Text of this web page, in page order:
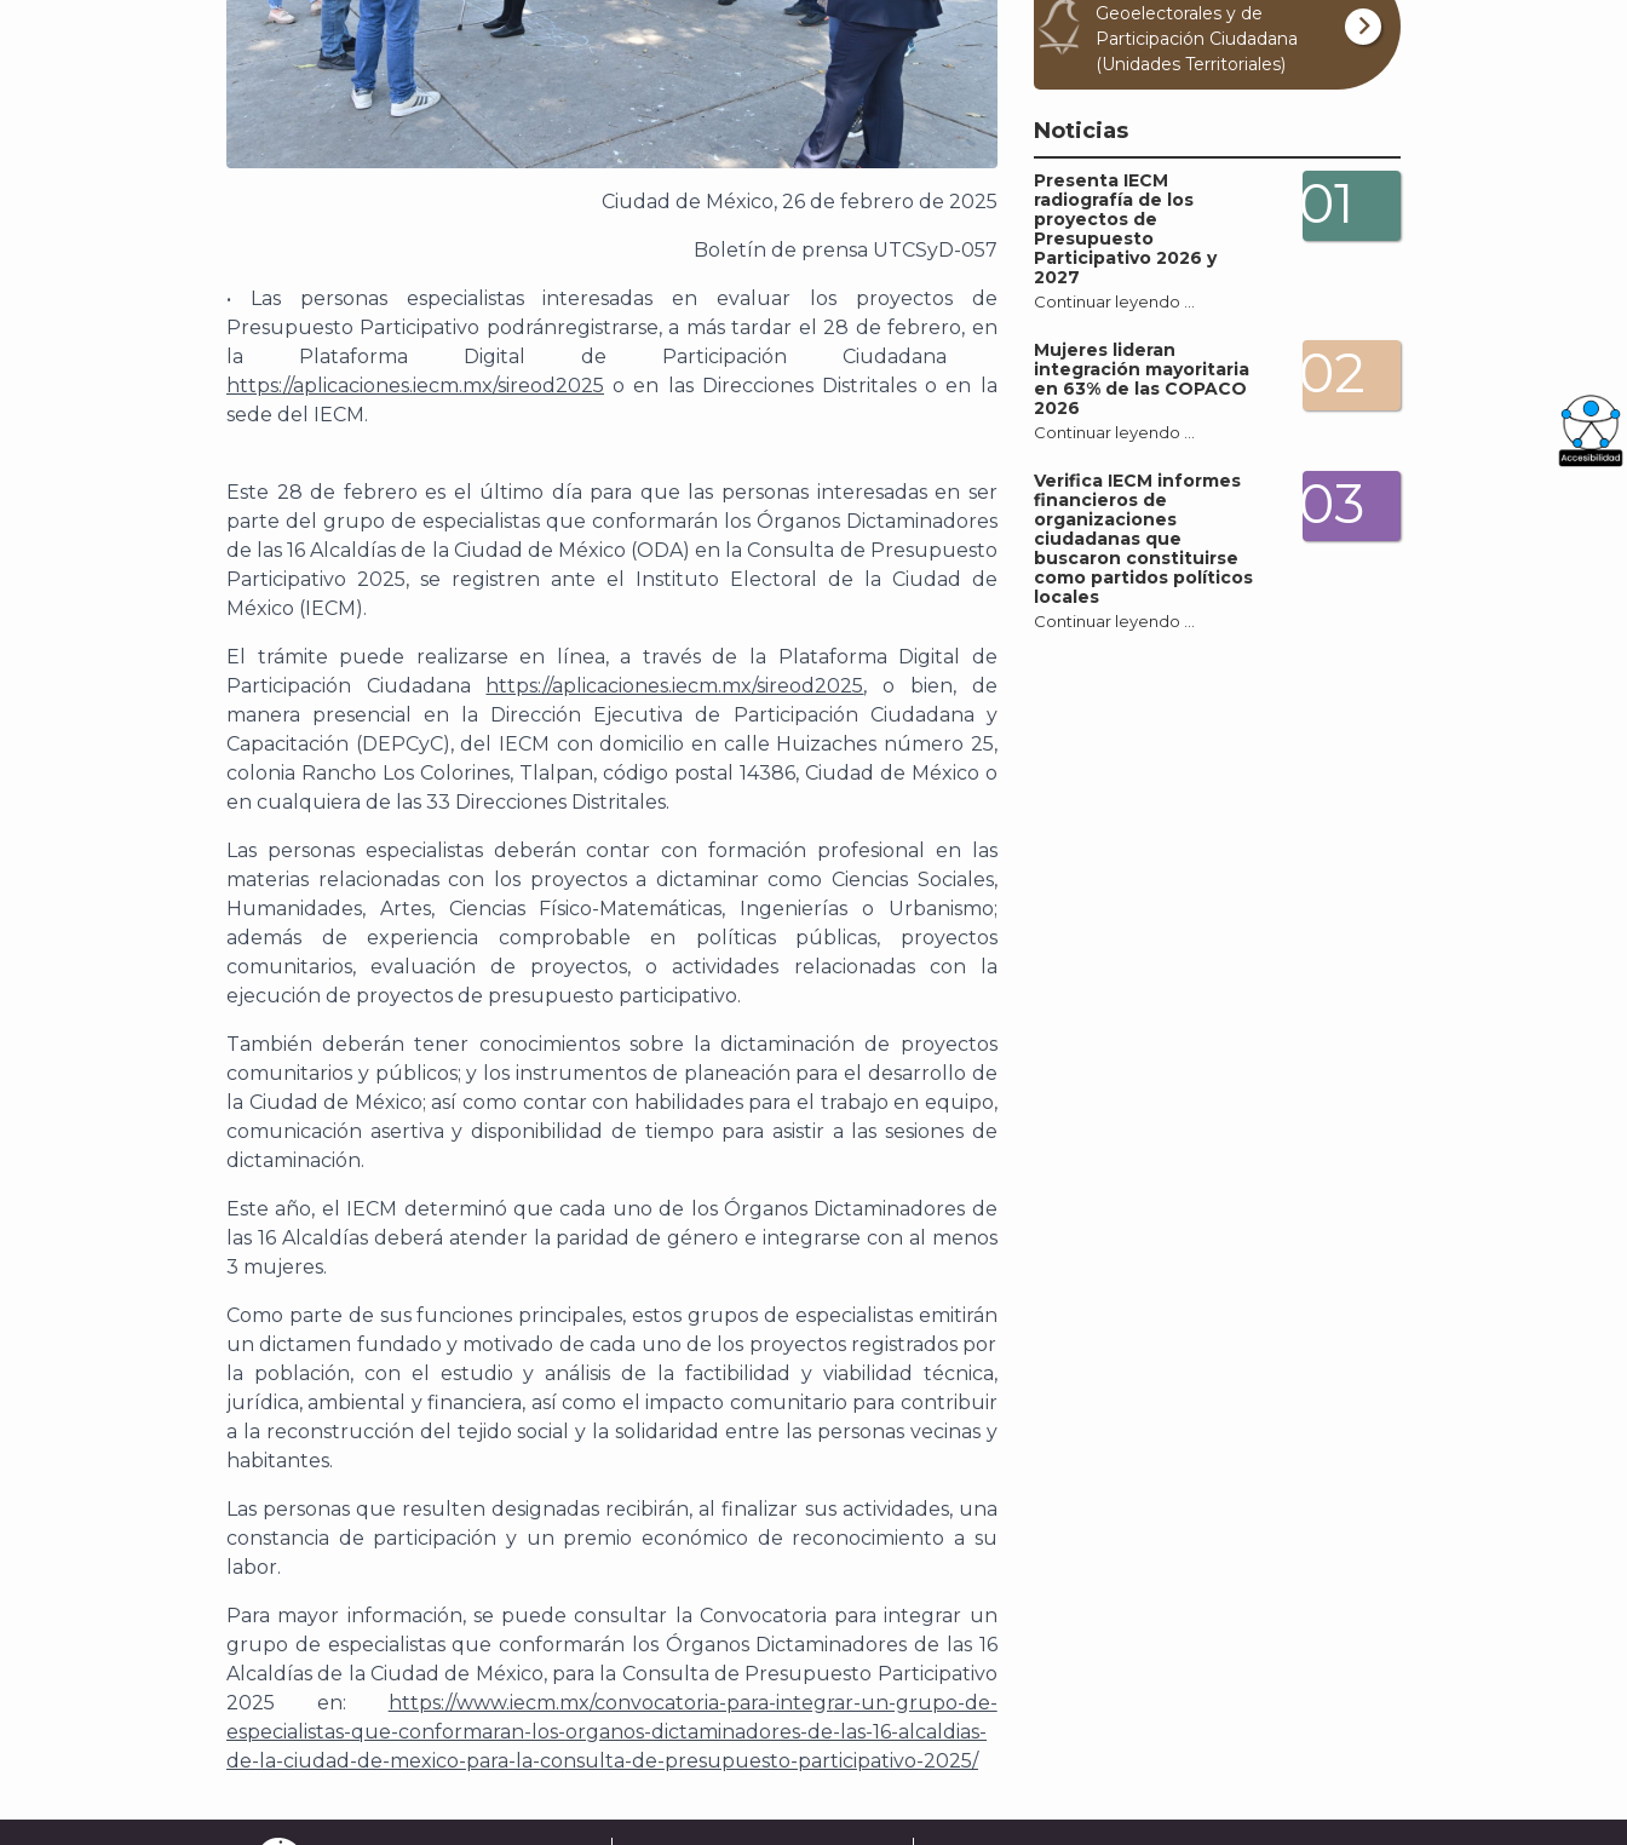
Ciudad de México, 26 de febrero de 2025
Boletín de prensa UTCSyD-057
• Las personas especialistas interesadasen evaluar los proyectos de
Presupuesto Participativo pod ránregistrarse, a más tardar el 28 de febrero, en
la Plataforma Digital de Participación Ciudadana
https://aplicaciones.iecm.mx/sireod2025 o en las Direcciones Distritales o en la
sede del IECM .
Este 28 de febrero es el último día para que las personas interesadas en ser
parte del grupo de especialistas que conformarán los Órganos Dictaminadores
de las 16 Alcaldías de la Ciudad de México (ODA) en la Consulta de Presupuesto
Participativo 2025, se registren ante el
Instituto Electoral de la Ciudad de
México (IECM).
El trámite puede realizarseen línea,a través de la Plataforma Digital de
Participación Ciudadana
https://aplicaciones.iecm.mx/sireod2025, o bien, de
manera presencial en la Dirección Ejecutiva de Participación Ciudadana y
Capacitación (DEPCyC), del IECM con domicilio en calle Huizaches número 25,
colonia Rancho Los Colorines, Tlalpan, código postal 14386, Ciudad de México o
en cualquiera de las 33 Direcciones Distritales.
Las personas especialistas deberán contar conformación profesional
en las
materias relacionadas con los proyectos a dictaminar como Ciencias Sociales,
Humanidades, Artes, Ciencias Físico-Matemáticas, Ingenierías o Urbanismo;
además de experiencia comprobableen políticas públicas, proyectos
comunitarios, evaluación de proyectos, o actividades relacionadas con la
ejecución de proyectos de presupuesto participativo.
También deberántener conocimientos sobre la dictaminación de proyectos
comunitarios y públicos; y los instrumentos de planeación para el desarrollo de
la Ciudad de México; así como contar con habilidades para el trabajo en equipo,
comunicación asertiva y disponibilidad de tiempo para asistir a las sesiones de
dictaminación.
Este año, el IECM determinó quecada uno de losÓrganos Dictaminadores de
las 16 Alcaldías deberá atender la paridad de género e integrarse con al menos
3 mujeres.
Como parte de sus funciones principales, estos grupos de especialistas emitirán
un dictamen fundado y motivado de cada uno de los proyectos registradospor
la población, con el estudio y análisis de la factibilidad y viabilidad técnica,
jurídica, ambiental y financiera, así como el impacto comunitario para contribuir
a la reconstrucción del tejido social y la solidaridad entre las personas vecinas y
habitantes.
Las personas que resulten designadas recibirán, al finalizar sus actividades, una
constancia de participación y un premio económico de reconocimiento a su
labor.
Para mayor información, se puede consultar la Convocatoria para integrar un
grupo de especialistas que conformarán los Órganos Dictaminadores de las 16
Alcaldías de la Ciudad de México, para la Consulta de Presupuesto Participativo
2025 en: https://www.iecm.mx/convocatoria-para-integrar-un-grupo-de-
especialistas-que-conformaran-los-organos-dictaminadores-de-las-16-alcaldias-
de-la-ciudad-de-mexico-para-la-consulta-de-presupuesto-participativo-2025/
Geoelectorales y de
Participación Ciudadana
(Unidades Territoriales)
Noticias
Presenta IECM
radiografía de los
proyectos de
Presupuesto
Participativo 2026 y
2027
Continuar leyendo …
01
Mujeres lideran
integración mayoritaria
en 63% de las COPACO
2026
Continuar leyendo …
02
Verifica IECM informes
financieros de
organizaciones
ciudadanas que
buscaron constituirse
como partidos políticos
locales
Continuar leyendo …
03